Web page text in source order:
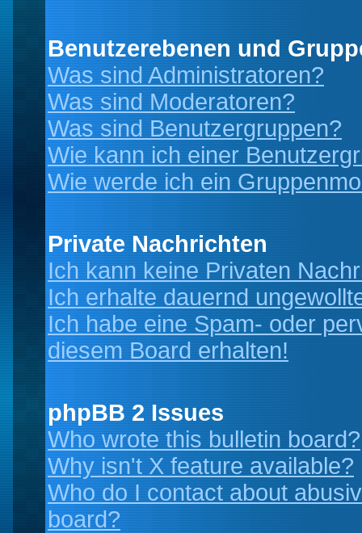
Benutzerebenen und
Was sind Administratoren?
Was sind Moderatoren?
Was sind Benutzergruppen?
Wie kann ich einer
Wie werde ich ein
Private Nachrichten
Ich kann keine Privaten
Ich erhalte dauernd
Ich habe eine Spam- oder
diesem Board erhalten!
phpBB 2 Issues
Who wrote this bulletin board?
Why isn't X feature available?
Who do I contact about
board?